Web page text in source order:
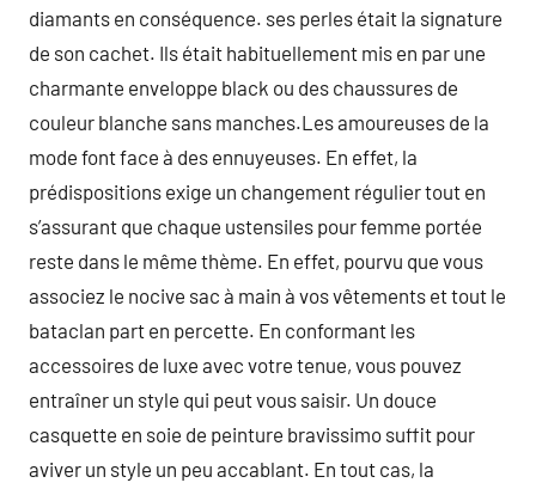
diamants en conséquence. ses perles était la signature
de son cachet. Ils était habituellement mis en par une
charmante enveloppe black ou des chaussures de
couleur blanche sans manches.Les amoureuses de la
mode font face à des ennuyeuses. En effet, la
prédispositions exige un changement régulier tout en
s’assurant que chaque ustensiles pour femme portée
reste dans le même thème. En effet, pourvu que vous
associez le nocive sac à main à vos vêtements et tout le
bataclan part en percette. En conformant les
accessoires de luxe avec votre tenue, vous pouvez
entraîner un style qui peut vous saisir. Un douce
casquette en soie de peinture bravissimo suffit pour
aviver un style un peu accablant. En tout cas, la